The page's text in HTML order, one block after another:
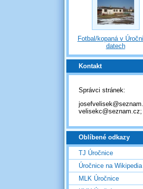
Fotbal/kopaná v
datech
Kontakt
Správci stránek:
velisekc@seznam.cz;
Oblíbené odkazy
TJ Úročnice
Úročnice na Wikipedia
MLK Úročnice